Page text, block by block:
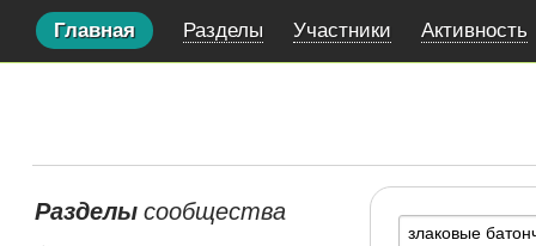
Главная Разделы Участники Активность
Разделысообщества